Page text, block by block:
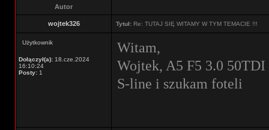
Autor
wojtek326 Tytuł: Re: TUTAJ SIĘ WITAMY W TYM TEMACIE !!!
Użytkownik
Dołączył(a): 18.cze.2024
16:10:24
Posty: 1
Witam,
Wojtek, A5 F5 3.0 50TDI
S-line i szukam foteli